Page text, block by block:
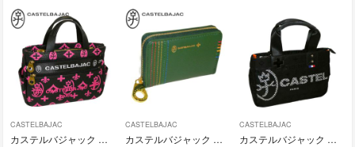
CASTELBAJAC
カステルバジャック クレア ドライビングトート 068531 ピンク
CASTELBAJAC
カステルバジャック シェスト 小銭入れ 027601 グリーン
CASTELBAJAC
カステルバジャック パセ ドライビングトートバッグ 031521 ブラック